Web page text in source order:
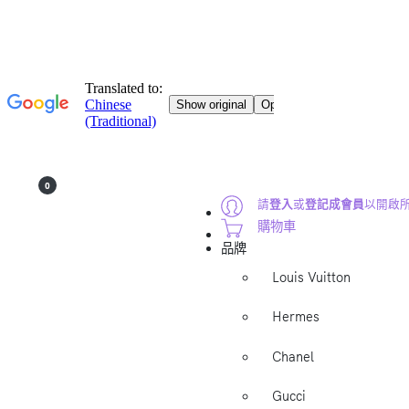
請登入或登記成會員以開啟
0
購物車
品牌
Louis Vuitton
Hermes
Chanel
Gucci